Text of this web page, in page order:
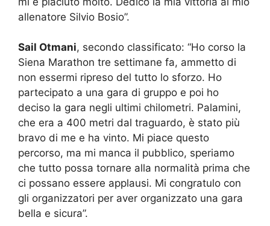
allenatore Silvio Bosio”.
Sail Otmani, secondo classificato: “Ho corso la
Siena Marathon tre settimane fa, ammetto di
non essermi ripreso del tutto lo sforzo. Ho
partecipato a una gara di gruppo e poi ho
deciso la gara negli ultimi chilometri. Palamini,
che era a 400 metri dal traguardo, è stato più
bravo di me e ha vinto. Mi piace questo
percorso, ma mi manca il pubblico, speriamo
che tutto possa tornare alla normalità prima che
ci possano essere applausi. Mi congratulo con
gli organizzatori per aver organizzato una gara
bella e sicura”.